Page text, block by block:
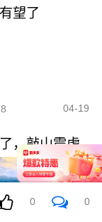
望了
04-19
，敲山震虎
0 0